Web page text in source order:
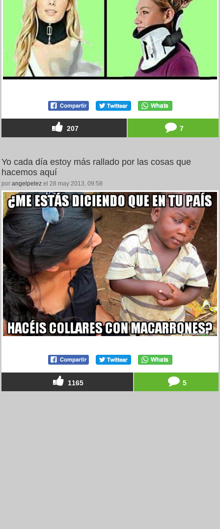
207 7
Yo cada día estoy más rallado por las cosas que
hacemos aquí
por angelpelez el 28 may 2013, 09:58
1165 5